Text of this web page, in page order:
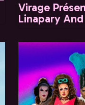
Virage
Linapary